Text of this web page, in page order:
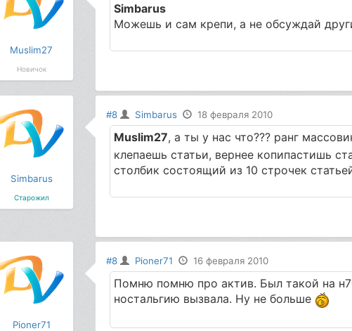
Muslim27
Новичок
Simbarus
Можешь и сам крепи, а не обсуждай
Simbarus
Старожил
#8 Simbarus 18 февраля 2010
Muslim27, а ты у нас что??? ранг
клепаешь статьи, вернее копипастишь
столбик состоящий из 10 строчек
Pioner71
#8 Pioner71 16 февраля 2010
Помню помню про актив. Был такой на
ностальгию вызвала. Ну не больше